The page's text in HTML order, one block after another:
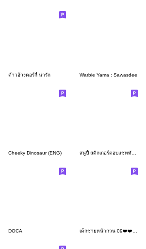
ต้าวอ้วงคอร์กี้ น่ารัก Warbie Yama : Sawasdee
Cheeky Dinosaur (ENG)
DOCA เด็กชายหน้ากวน 09❤️❤️❤️(No Text)